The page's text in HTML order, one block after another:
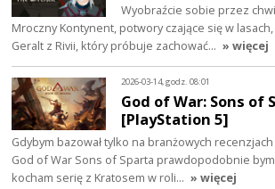
Wyobraźcie sobie przez
Mroczny Kontynent, potwory czające się w
Geralt z Rivii, który próbuje zachować… » więcej
2026-03-14, godz. 08:01
God of War: Sons of
[PlayStation 5]
Gdybym bazował tylko na branżowych
God of War Sons of Sparta prawdopodobnie bym
kocham serię z Kratosem w roli… » więcej